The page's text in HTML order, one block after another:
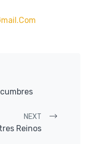
NEXT
Reinos